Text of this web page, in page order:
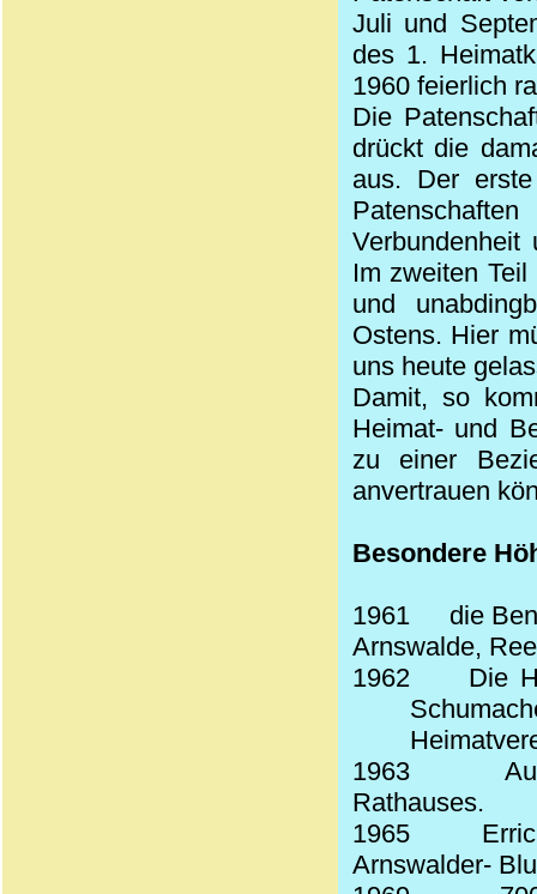
Juli und
des 1.
1960 feierlich
Die
drückt die
aus. Der
Im zweiten
und
Ostens. Hier
uns heute
Damit, so
Heimat- und
zu einer
anvertrauen
Besondere
1961
die
Arnswalde,
1962
Die
1963
Rathauses.
1965
Arnswalder-